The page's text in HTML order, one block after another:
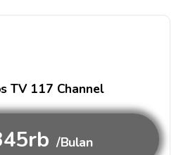
TV 117 Channel
/Bulan